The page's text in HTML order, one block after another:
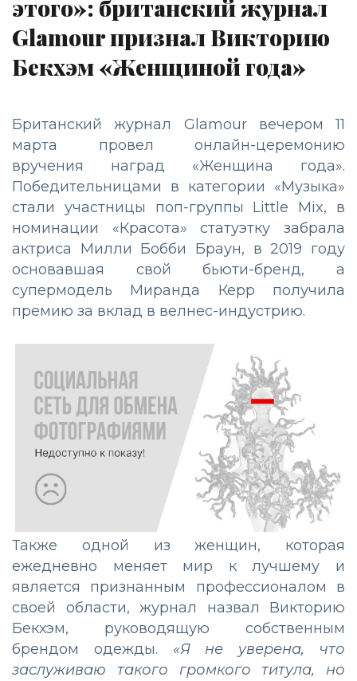
этого»: британский журнал
Glamour признал Викторию
Бекхэм «Женщиной года»
Британский журнал Glamour вечером 11
марта провел онлайн-церемонию
вручения наград «Женщина года».
Победительницами в категории «Музыка»
стали участницы поп-группы Little Mix, в
номинации «Красота» статуэтку забрала
актриса Милли Бобби Браун, в 2019 году
основавшая свой бьюти-бренд, а
супермодель Миранда Керр получила
премию за вклад в велнес-индустрию.
Также одной из женщин, которая
ежедневно меняет мир к лучшему и
является признанным профессионалом в
своей области, журнал назвал Викторию
Бекхэм, руководящую собственным
брендом одежды. «Я не уверена, что
заслуживаю такого громкого титула, но